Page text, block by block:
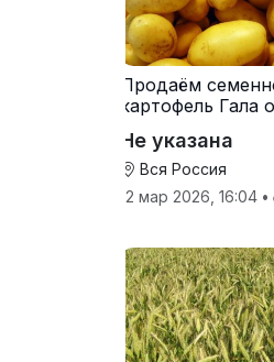
Продаём
картофель Гала
Не указана
Вся Россия
12 мар 2026, 16:04 •